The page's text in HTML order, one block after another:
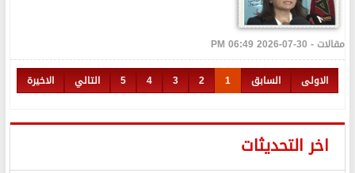
مقالات - 30-07-2026 06:49 PM
الاولى السابق 1
2
3
4
5 التالي الاخيرة
اخر التحديثات